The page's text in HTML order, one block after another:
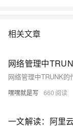
相关文章
网络管理中
网络管理中TRUNK的
嘿嘿就是写 660
一文解读：阿里